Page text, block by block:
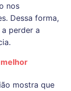
nos
Dessa forma,
perder a
mostra que